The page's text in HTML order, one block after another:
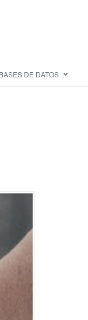
BASES DE DATOS